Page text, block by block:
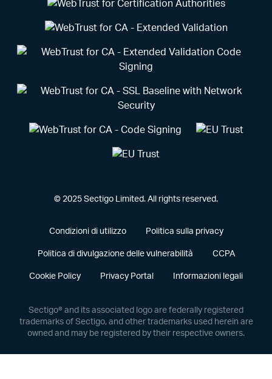
© 2025 Sectigo Limited. All rights reserved.
Condizioni di utilizzo Politica sulla privacy
Politica di divulgazione delle vulnerabilità CCPA
Cookie Policy Privacy Portal Informazioni legali
Sectigo® and its associated logo are federally registered
trademarks of Sectigo, and other trademarks used herein are
owned and may be registered by their respective owners.